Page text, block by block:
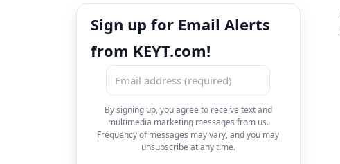
Sign up for Email Alerts
from KEYT.com!
By signing up, you agree to receive text and
multimedia marketing messages from us.
Frequency of messages may vary, and you may
unsubscribe at any time.